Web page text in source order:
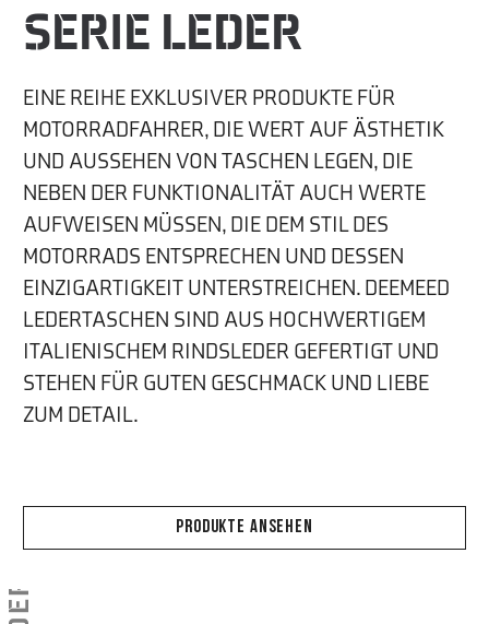
SERIE LEDER
EINE REIHE EXKLUSIVER PRODUKTE FÜR
MOTORRADFAHRER, DIE WERT AUF ÄSTHETIK
UND AUSSEHEN VON TASCHEN LEGEN, DIE
NEBEN DER FUNKTIONALITÄT AUCH WERTE
AUFWEISEN MÜSSEN, DIE DEM STIL DES
MOTORRADS ENTSPRECHEN UND DESSEN
EINZIGARTIGKEIT UNTERSTREICHEN. DEEMEED
LEDERTASCHEN SIND AUS HOCHWERTIGEM
ITALIENISCHEM RINDSLEDER GEFERTIGT UND
STEHEN FÜR GUTEN GESCHMACK UND LIEBE
ZUM DETAIL.
PRODUKTE ANSEHEN